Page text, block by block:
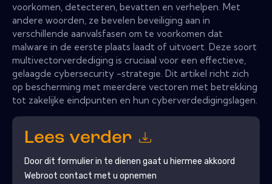
voorkomen, detecteren, bevatten en verhelpen. Met
andere woorden, ze bevelen beveiliging aan in
verschillende aanvalsfasen om te voorkomen dat
malware in de eerste plaats laadt of uitvoert. Deze soort
multivectorverdediging is cruciaal voor een effectieve,
gelaagde cybersecurity -strategie. Dit artikel richt zich
op bescherming met meerdere vectoren met betrekking
tot zakelijke eindpunten en hun cyberverdedigingslagen.
Lees verder
Door dit formulier in te dienen gaat u hiermee akkoord
Webroot contact met u opnemen